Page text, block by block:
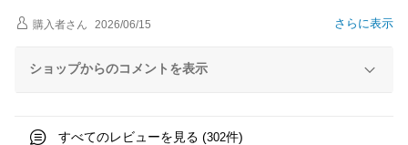
さらに表示
購入者さん 2026/06/15
ショップからのコメントを表示
すべてのレビューを見る (302件)